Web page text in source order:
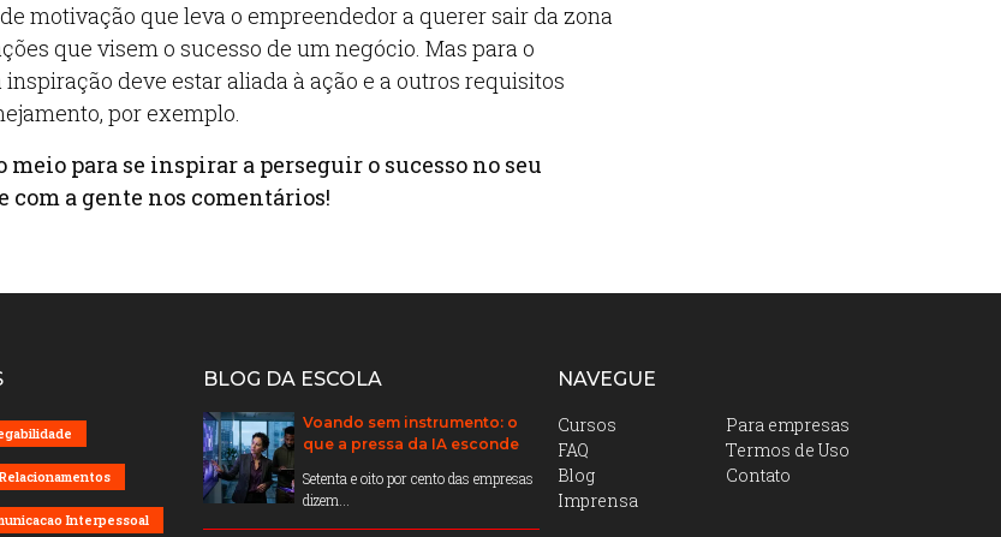
motivação que leva o empreendedor a querer sair da zona
que visem o sucesso de um negócio. Mas para o
deve estar aliada à ação e a outros requisitos
por exemplo.
para se inspirar a perseguir o sucesso no seu
com a gente nos comentários!
Interpessoal
BLOG DA ESCOLA
Voando sem instrumento: o
que a pressa da IA esconde
Setenta e oito por cento das empresas
dizem...
NAVEGUE
Cursos
Para empresas
FAQ
Termos de Uso
Blog
Contato
Imprensa